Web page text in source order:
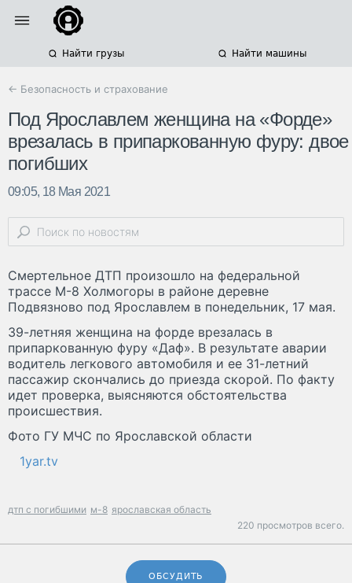
Найти грузы Найти машины
← Безопасность и страхование
Под Ярославлем женщина на «Форде»
врезалась в припаркованную фуру: двое
погибших
09:05, 18 Мая 2021
Смертельное ДТП произошло на федеральной
трассе М-8 Холмогоры в районе деревне
Подвязново под Ярославлем в понедельник, 17 мая.
39-летняя женщина на форде врезалась в
припаркованную фуру «Даф». В результате аварии
водитель легкового автомобиля и ее 31-летний
пассажир скончались до приезда скорой. По факту
идет проверка, выясняются обстоятельства
происшествия.
Фото ГУ МЧС по Ярославской области
1yar.tv
дтп с погибшими м-8 ярославская область
220 просмотров всего.
ОБСУДИТЬ